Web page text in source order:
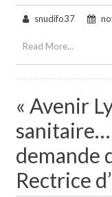
snudifo37
Read More...
« Avenir
sanitaire…
demande
Rectrice